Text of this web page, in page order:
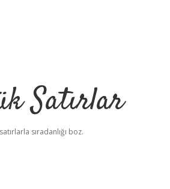
Satırlar
sıradanlığı boz.